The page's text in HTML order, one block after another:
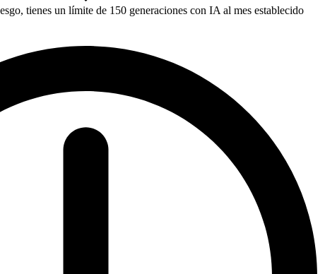
tienes un límite de 150 generaciones con IA al mes establecido